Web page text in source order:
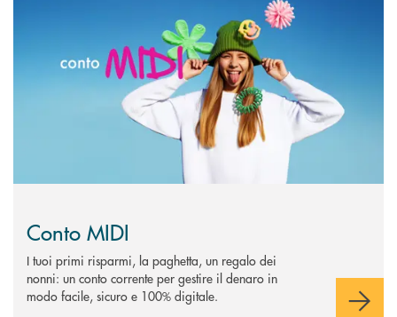
Conto MIDI
I tuoi primi risparmi, la paghetta, un regalo dei
nonni: un conto corrente per gestire il denaro in
modo facile, sicuro e 100% digitale.